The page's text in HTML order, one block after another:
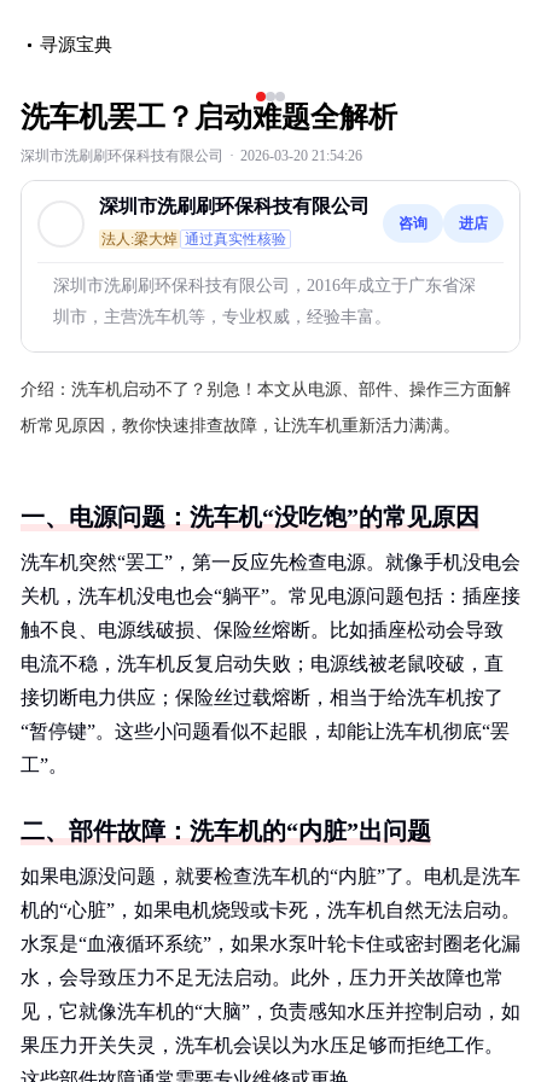
寻源宝典
洗车机罢工？启动难题全解析
深圳市洗刷刷环保科技有限公司 · 2026-03-20 21:54:26
深圳市洗刷刷环保科技有限公司
法人:梁大焯 通过真实性核验
咨询 进店
深圳市洗刷刷环保科技有限公司，2016年成立于广东省深
圳市，主营洗车机等，专业权威，经验丰富。
介绍： 洗车机启动不了？别急！本文从电源、部件、操作三方面解
析常见原因，教你快速排查故障，让洗车机重新活力满满。
一、电源问题：洗车机“没吃饱”的常见原因
洗车机突然“罢工”，第一反应先检查电源。就像手机没电会
关机，洗车机没电也会“躺平”。常见电源问题包括：插座接
触不良、电源线破损、保险丝熔断。比如插座松动会导致
电流不稳，洗车机反复启动失败；电源线被老鼠咬破，直
接切断电力供应；保险丝过载熔断，相当于给洗车机按了
“暂停键”。这些小问题看似不起眼，却能让洗车机彻底“罢
工”。
二、部件故障：洗车机的“内脏”出问题
如果电源没问题，就要检查洗车机的“内脏”了。电机是洗车
机的“心脏”，如果电机烧毁或卡死，洗车机自然无法启动。
水泵是“血液循环系统”，如果水泵叶轮卡住或密封圈老化漏
水，会导致压力不足无法启动。此外，压力开关故障也常
见，它就像洗车机的“大脑”，负责感知水压并控制启动，如
果压力开关失灵，洗车机会误以为水压足够而拒绝工作。